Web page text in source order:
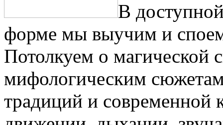
В
форме мы выучим и
Потолкуем о магической
мифологическим
традиций и современной